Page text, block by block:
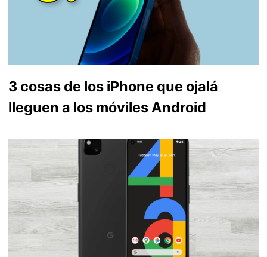
3 cosas de los iPhone que ojalá
lleguen a los móviles Android